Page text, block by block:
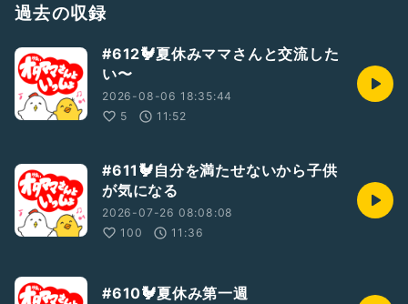
過去の収録
#612🐓夏休みママさんと交流した
い〜
2026-08-06 18:35:44
5
11:52
#611🐓自分を満たせないから子供
が気になる
2026-07-26 08:08:08
100
11:36
#610🐓夏休み第一週